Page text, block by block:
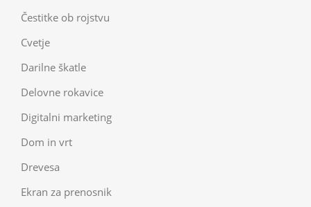
Čestitke ob rojstvu
Cvetje
Darilne škatle
Delovne rokavice
Digitalni marketing
Dom in vrt
Drevesa
Ekran za prenosnik